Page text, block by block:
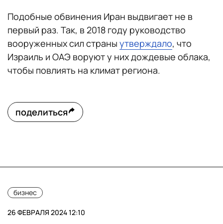
Подобные обвинения Иран выдвигает не в
первый раз. Так, в 2018 году руководство
вооруженных сил страны утверждало, что
Израиль и ОАЭ воруют у них дождевые облака,
чтобы повлиять на климат региона.
поделиться
бизнес
26 ФЕВРАЛЯ 2024 12:10